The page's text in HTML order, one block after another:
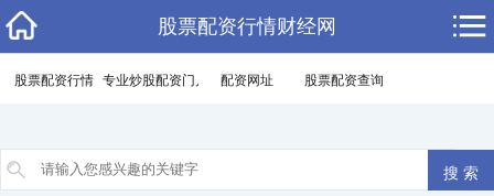
股票配资行情财经网
股票配资行情 专业炒股配资门户 配资网址 股票配资查询